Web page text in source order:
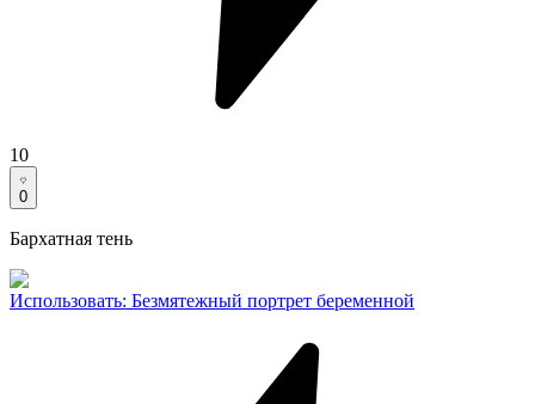
10
0
Бархатная тень
Использовать: Безмятежный портрет беременной